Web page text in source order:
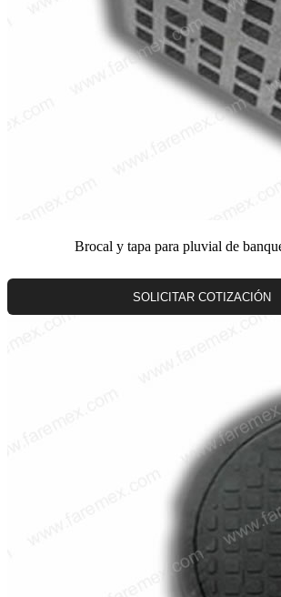
Brocal y tapa para pluvial de